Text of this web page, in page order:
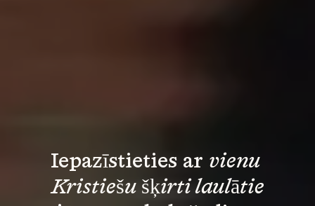
Iepazīstieties ar vienu
Kristiešu šķirti laulātie